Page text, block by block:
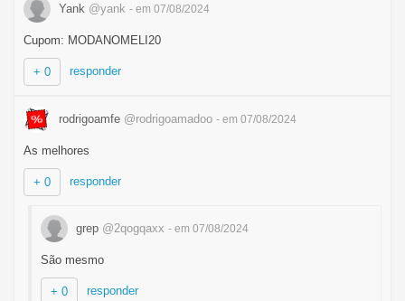
Yank @yank - em 07/08/2024
Cupom: MODANOMELI20
+ 0 responder
rodrigoamfe @rodrigoamadoo - em 07/08/2024
As melhores
+ 0 responder
grep @2qogqaxx - em 07/08/2024
São mesmo
+ 0 responder